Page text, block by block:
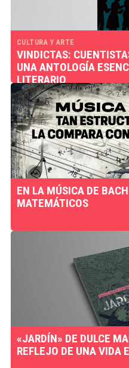
CULTURA Y ARTE
VINDICTAS:
UNA ANTOLOGÍA
LITERARIO
EN LA MÚSICA DE
MATEMÁTICOS
«JARDÍN» DE DULCE
REFLEJO DE UNA VIDA